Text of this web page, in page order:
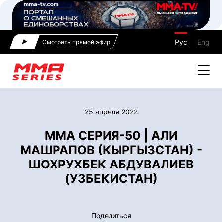
Смотреть прямой эфир Рус Eng
25 апреля 2022
ММА СЕРИЯ-50 | АЛИ
МАШРАПОВ (КЫРГЫЗСТАН) -
ШОХРУХБЕК АБДУВАЛИЕВ
(УЗБЕКИСТАН)
Поделиться